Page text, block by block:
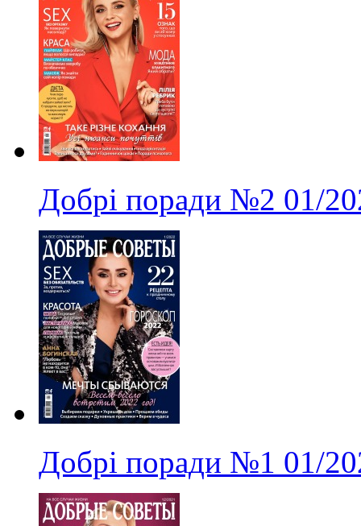
Добрі поради №2 01/
Добрі поради №1 01/